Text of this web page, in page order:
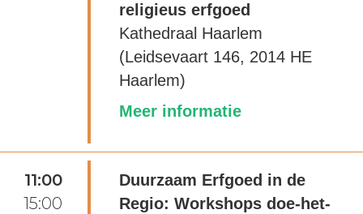
religieus erfgoed
Kathedraal Haarlem
(Leidsevaart 146, 2014 HE
Haarlem)
Meer informatie
11:00
15:00
Duurzaam Erfgoed in de
Regio: Workshops doe-het-